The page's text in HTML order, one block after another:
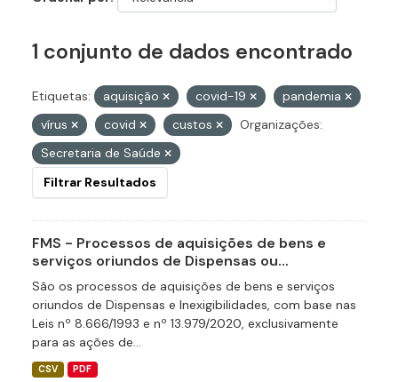
1 conjunto de dados encontrado
Etiquetas: aquisição covid-19
pandemia
vírus
covid custos
Organizações:
Secretaria de Saúde
Filtrar Resultados
FMS - Processos de aquisições de bens e
serviços oriundos de Dispensas ou...
São os processos de aquisições de bens e serviços
oriundos de Dispensas e Inexigibilidades, com base nas
Leis nº 8.666/1993 e nº 13.979/2020, exclusivamente
para as ações de...
CSV PDF